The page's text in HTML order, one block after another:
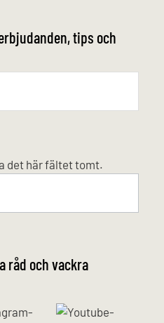
tips och
det här fältet tomt.
råd och vackra